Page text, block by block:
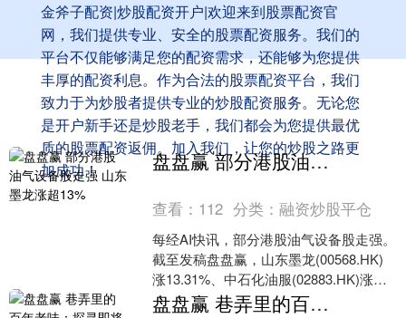
金斧子配资|炒股配资开户|欢迎来到股票配资官
网，我们提供专业、安全的股票配资服务。我们的
平台不仅能够满足您的配资需求，还能够为您提供
丰厚的配资利息。作为合法的股票配资平台，我们
致力于为炒股者提供专业的炒股配资服务。无论您
是开户新手还是炒股老手，我们都会为您提供最优
质的股票配资返佣。加入我们，让您的炒股之路更
加成功！
盘盘赢 部分港股油气设备股走强 山东墨龙涨超13%
查看： 112 分类：融资炒股平仓
每经AI快讯，部分港股油气设备股走强。
截至发稿盘盘赢，山东墨龙(00568.HK)
涨13.31%、中石化油服(02883.HK)涨
2.90%、中海油条服务(02....盘盘赢 巷弄里的百年老味：探寻即将消失的传统手艺